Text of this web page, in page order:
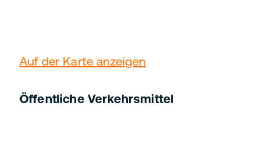
Auf der Karteanzeigen
Öffentliche Verkehrsmittel